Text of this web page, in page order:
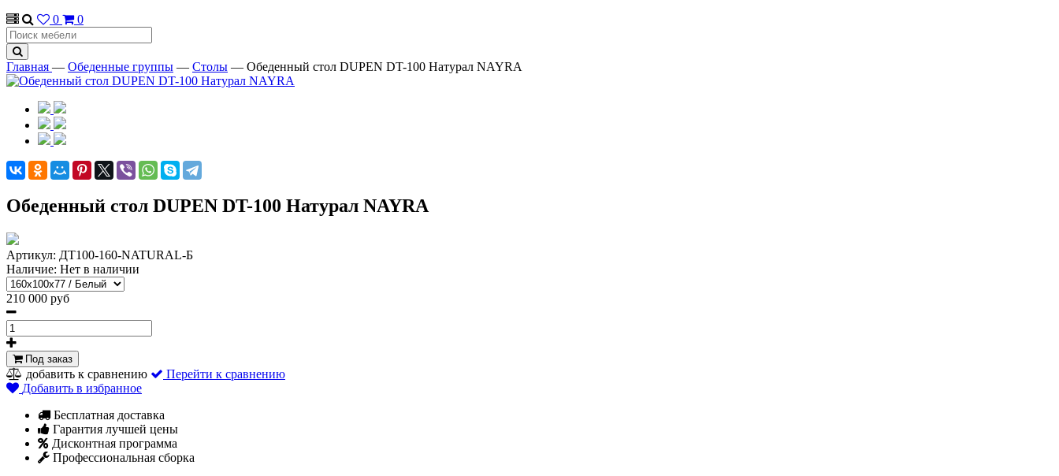
0
0
Главная — Обеденные группы — Столы — Обеденный стол DUPEN DT-100 Натурал NAYRA
Обеденный стол DUPEN DT-100 Натурал NAYRA
Артикул: ДТ100-160-NATURAL-Б
Наличие: Нет в наличии
210 000 руб
Под заказ
добавить к сравнению
Перейти к сравнению
Добавить в избранное
Бесплатная доставка
Гарантия лучшей цены
Дисконтная программа
Профессиональная сборка